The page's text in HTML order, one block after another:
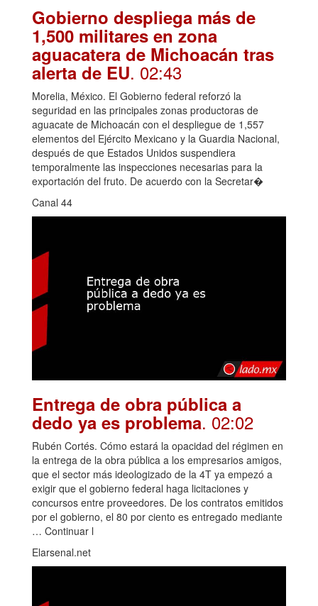
Gobierno despliega más de
1,500 militares en zona
aguacatera de Michoacán tras
alerta de EU. 02:43
Morelia, México. El Gobierno federal reforzó la
seguridad en las principales zonas productoras de
aguacate de Michoacán con el despliegue de 1,557
elementos del Ejército Mexicano y la Guardia Nacional,
después de que Estados Unidos suspendiera
temporalmente las inspecciones necesarias para la
exportación del fruto. De acuerdo con la Secretar�
Canal 44
Entrega de obra pública a
dedo ya es problema. 02:02
Rubén Cortés. Cómo estará la opacidad del régimen en
la entrega de la obra pública a los empresarios amigos,
que el sector más ideologizado de la 4T ya empezó a
exigir que el gobierno federal haga licitaciones y
concursos entre proveedores. De los contratos emitidos
por el gobierno, el 80 por ciento es entregado mediante
… Continuar l
Elarsenal.net